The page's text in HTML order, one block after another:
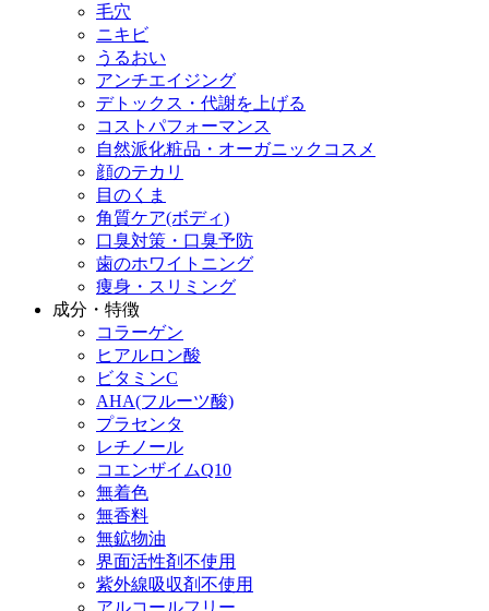
毛穴
ニキビ
うるおい
アンチエイジング
デトックス・代謝を上げる
コストパフォーマンス
自然派化粧品・オーガニックコスメ
顔のテカリ
目のくま
角質ケア(ボディ)
口臭対策・口臭予防
歯のホワイトニング
痩身・スリミング
成分・特徴
コラーゲン
ヒアルロン酸
ビタミンC
AHA(フルーツ酸)
プラセンタ
レチノール
コエンザイムQ10
無着色
無香料
無鉱物油
界面活性剤不使用
紫外線吸収剤不使用
アルコールフリー